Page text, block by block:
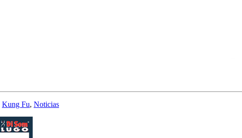
Kung Fu, Noticias